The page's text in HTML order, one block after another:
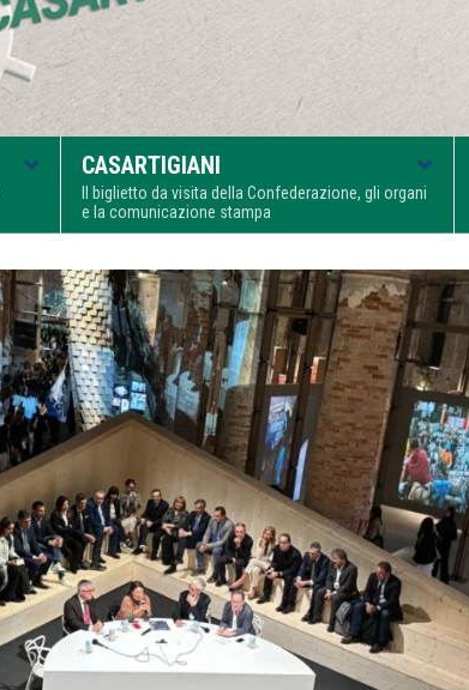
CASARTIGIANI
Il biglietto da visita della Confederazione, gli organi
e la comunicazione stampa